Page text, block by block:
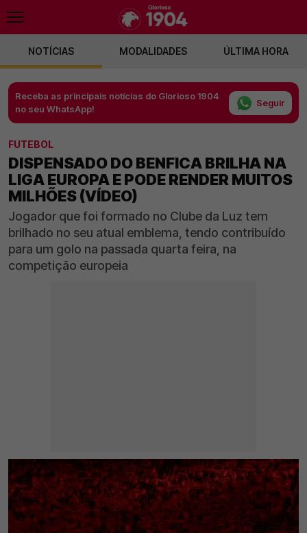
NOTÍCIAS MODALIDADES ÚLTIMA HORA
Receba as principais notícias do Glorioso 1904
no seu WhatsApp!
Seguir
FUTEBOL
DISPENSADO DO BENFICA BRILHA NA
LIGA EUROPA E PODE RENDER MUITOS
MILHÕES (VÍDEO)
Jogador que foi formado no Clube da Luz tem
brilhado no seu atual emblema, tendo contribuído
para um golo na passada quarta feira, na
competição europeia